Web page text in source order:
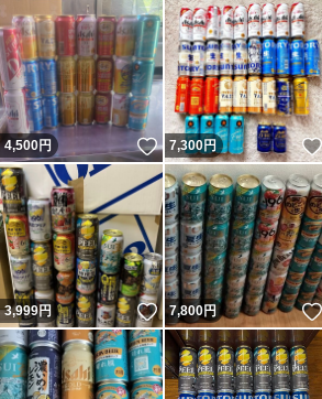
4,500円 いいね！
7,300円
3,999円 いいね！
7,800円